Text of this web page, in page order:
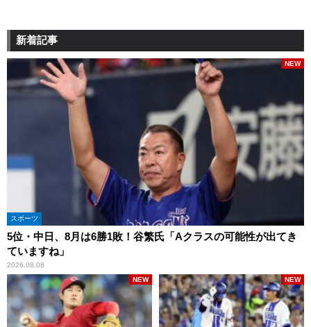
新着記事
スポーツ
5位・中日、8月は6勝1敗！谷繁氏「Aクラスの可能性が出てき
ていますね」
2026.08.08
NEW
NEW NEW